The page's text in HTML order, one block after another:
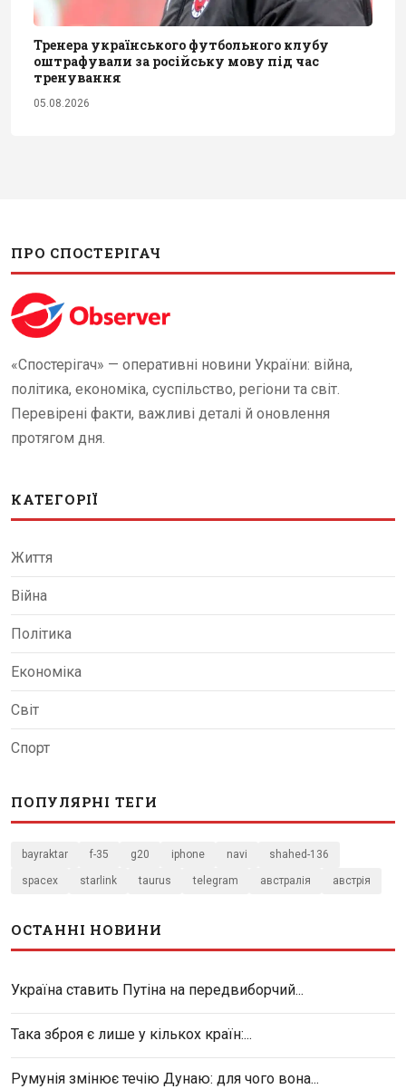
Тренера українського футбольного клубу
оштрафували за російську мову під час
тренування
05.08.2026
ПРО СПОСТЕРІГАЧ
«Спостерігач» — оперативні новини України: війна,
політика, економіка, суспільство, регіони та світ.
Перевірені факти, важливі деталі й оновлення
протягом дня.
КАТЕГОРІЇ
Життя
Війна
Політика
Економіка
Світ
Спорт
ПОПУЛЯРНІ ТЕГИ
bayraktar f-35 g20 iphone navi shahed-136
spacex starlink taurus telegram австралія австрія
ОСТАННІ НОВИНИ
Україна ставить Путіна на передвиборчий...
Така зброя є лише у кількох країн:...
Румунія змінює течію Дунаю: для чого вона...